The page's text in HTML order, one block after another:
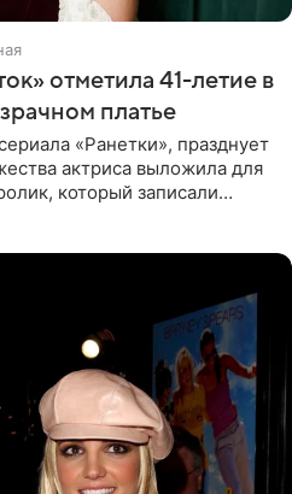
отметила 41-летие в
платье
«Ранетки», празднует
актриса выложила для
который записали